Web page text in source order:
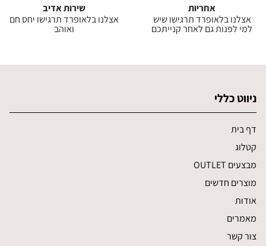
אחריות
אצלנו בלאופרד תרגישו שיש
למי לפנות גם לאחר קנייתכם
שירות אדיב
אצלנו בלאופרד תרגישו יחס חם
ואוהב
ניווט כללי
דף בית
קטלוג
מבצעים OUTLET
מוצרים חדשים
אודות
מאמרים
צור קשר